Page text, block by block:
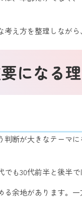
え方を整理しながら、
になる
断が大きなテーマ
も30代前半と後半で
余地があります。